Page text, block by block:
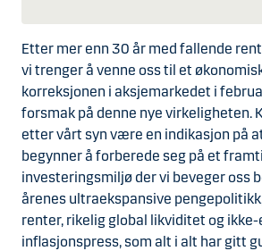
Etter mer enn 30 år med fallende
vi trenger å venne oss til et
korreksjonen i aksjemarkedet i
forsmak på denne nye virkeligheten.
etter vårt syn være en indikasjon på
begynner å forberede seg på et
investeringsmiljø der vi beveger oss
årenes ultraekspansive
renter, rikelig global likviditet og
inflasjonspress, som alt i alt har gitt